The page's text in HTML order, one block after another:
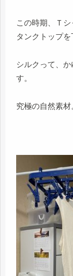
この時期、Ｔ
タンクトップを
シルクって、
す。
究極の自然素